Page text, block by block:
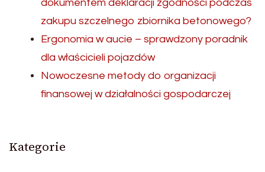
dokumentem deklaracji zgodności podczas
zakupu szczelnego zbiornika betonowego?
Ergonomia w aucie – sprawdzony poradnik
dla właścicieli pojazdów
Nowoczesne metody do organizacji
finansowej w działalności gospodarczej
Kategorie